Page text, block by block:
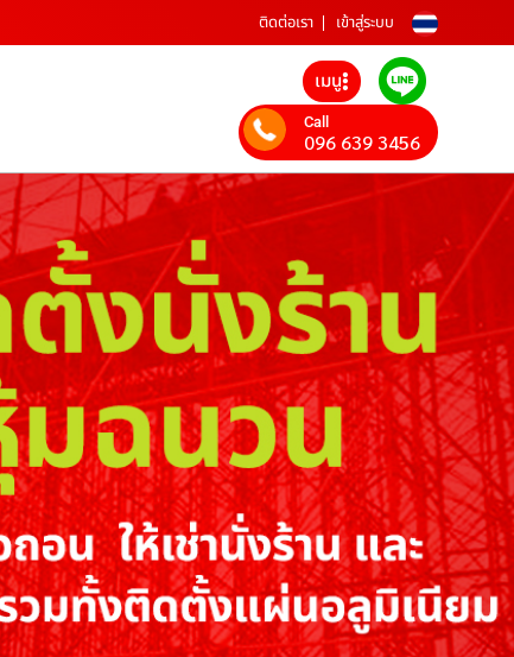
ติดต่อเรา เข้าสู่ระบบ
เมนู
Call
096 639 3456